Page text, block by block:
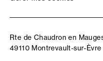
Rte de Chaudron en
49110 Montrevault-sur-Èvre